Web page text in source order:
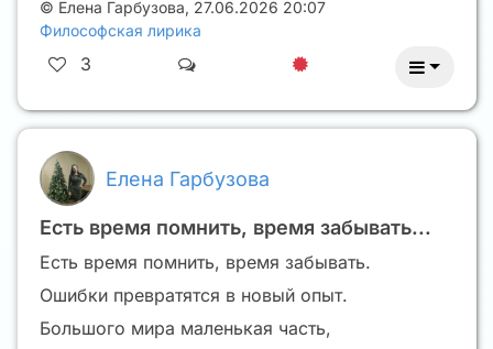
© Елена Гарбузова, 27.06.2026 20:07
Философская лирика
3
Елена Гарбузова
Есть время помнить, время забывать...
Есть время помнить, время забывать.
Ошибки превратятся в новый опыт.
Большого мира маленькая часть,